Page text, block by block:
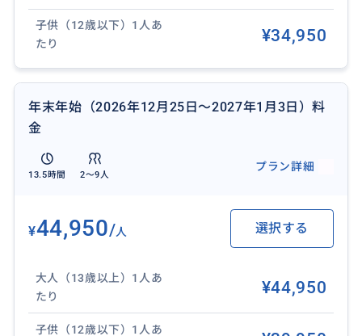
インド洋のジオグラフ湾に向かって、全長1,841メート
ル（約1.8km）にわたり真っ直ぐ延びた桟橋は、南半球
橋には観光用のトロッコが走っていて、先端までゆっ
くり海の景色を楽しめます。
子供（12歳以下）1人あ
たり
¥34,950
年末年始（2026年12月25日〜2027年1月3日）料
金
13.5時間 2〜9人
プラン詳細
¥44,950/人 選択する
大人（13歳以上）1人あ
たり
¥44,950
子供（12歳以下）1人あ